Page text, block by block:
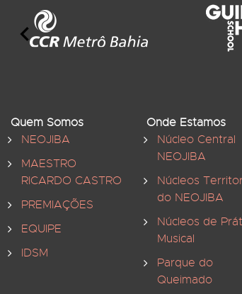
Quem Somos
NEOJIBA
MAESTRO
RICARDO CASTRO
PREMIAÇÕES
EQUIPE
IDSM
Onde Estamos
Núcleo Central
NEOJIBA
Núcleos
do NEOJIBA
Núcleos de
Musical
Parque do
Queimado